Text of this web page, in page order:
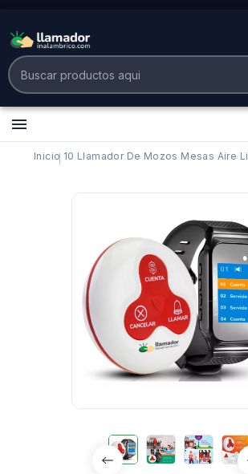

Inicio 10 Llamador De Mozos Mesas Aire